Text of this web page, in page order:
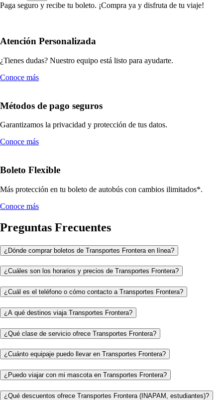
Paga seguro y recibe tu boleto. ¡Compra ya y disfruta de tu viaje!
Atención Personalizada
¿Tienes dudas? Nuestro equipo está listo para ayudarte.
Conoce más
Métodos de pago seguros
Garantizamos la privacidad y protección de tus datos.
Conoce más
Boleto Flexible
Más protección en tu boleto de autobús con cambios ilimitados*.
Conoce más
Preguntas Frecuentes
¿Dónde comprar boletos de Transportes Frontera en línea?
¿Cuáles son los horarios y precios de Transportes Frontera?
¿Cuál es el teléfono o cómo contacto a Transportes Frontera?
¿A qué destinos viaja Transportes Frontera?
¿Qué clase de servicio ofrece Transportes Frontera?
¿Cuánto equipaje puedo llevar en Transportes Frontera?
¿Puedo viajar con mi mascota en Transportes Frontera?
¿Qué descuentos ofrece Transportes Frontera (INAPAM, estudiantes)?